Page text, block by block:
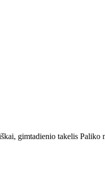
gimtadienio takelis Paliko